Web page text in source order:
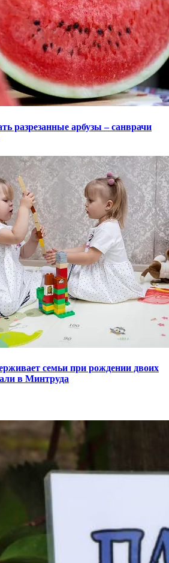
разрезанные арбузы – санврачи
семьи при рождении двоих
в Минтруда